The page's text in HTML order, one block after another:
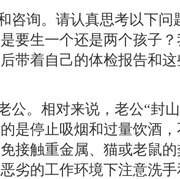
咨询。请认真思考以下问
要生一个还是两个孩子
带着自己的体检报告和
公。相对来说，老公“封
是停止吸烟和过量饮酒
接触重金属、猫或老鼠
劣的工作环境下注意洗